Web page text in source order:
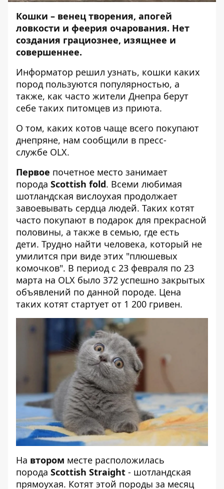
Кошки – венец творения, апогей
ловкости и феерия очарования. Нет
создания грациознее, изящнее и
совершеннее.
Информатор решил узнать, кошки каких
пород пользуются популярностью, а
также, как часто жители Днепра берут
себе таких питомцев из приюта.
О том, каких котов чаще всего покупают
днепряне, нам сообщили в пресс-
службе OLX.
Первое почетное место занимает
порода Scottish fold. Всеми любимая
шотландская вислоухая продолжает
завоевывать сердца людей. Таких котят
часто покупают в подарок для прекрасной
половины, а также в семью, где есть
дети. Трудно найти человека, который не
умилится при виде этих "плюшевых
комочков". В период с 23 февраля по 23
марта на OLX было 372 успешно закрытых
объявлений по данной породе. Цена
таких котят стартует от 1 200 гривен.
На втором месте расположилась
порода Scottish Straight - шотландская
прямоухая. Котят этой породы за месяц